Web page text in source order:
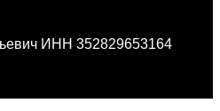
ИНН 352829653164